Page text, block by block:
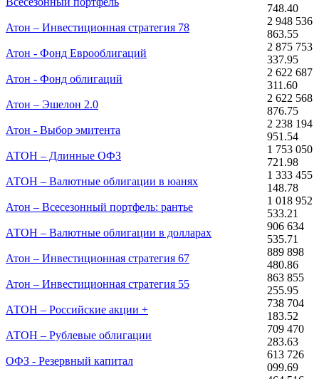
748.40
Атон – Инвестиционная стратегия 78
2 948 536
863.55
Атон - Фонд Еврооблигаций
2 875 753
337.95
Атон - Фонд облигаций
2 622 687
311.60
Атон – Эшелон 2.0
2 622 568
876.75
Атон - Выбор эмитента
2 238 194
951.54
АТОН – Длинные ОФЗ
1 753 050
721.98
АТОН – Валютные облигации в юанях
1 333 455
148.78
Атон – Всесезонный портфель: рантье
1 018 952
533.21
АТОН – Валютные облигации в долларах
906 634
535.71
Атон – Инвестиционная стратегия 67
889 898
480.86
Атон – Инвестиционная стратегия 55
863 855
255.95
АТОН – Российские акции +
738 704
183.52
АТОН – Рублевые облигации
709 470
283.63
ОФЗ - Резервный капитал
613 726
099.69